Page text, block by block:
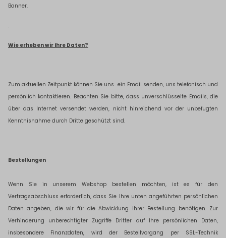
Banner.
Wie erheben wir Ihre Daten?
Zum aktuellen Zeitpunkt können Sie uns ein Email senden, uns telefonisch und
persönlich kontaktieren. Beachten Sie bitte, dass unverschlüsselte Emails, die
über das Internet versendet werden, nicht hinreichend vor der unbefugten
Kenntnisnahme durch Dritte geschützt sind.
Bestellungen
Wenn Sie in unserem Webshop bestellen möchten, ist es für den
Vertragsabschluss erforderlich, dass Sie Ihre unten angeführten persönlichen
Daten angeben, die wir für die Abwicklung Ihrer Bestellung benötigen. Zur
Verhinderung unberechtigter Zugriffe Dritter auf Ihre persönlichen Daten,
insbesondere Finanzdaten, wird der Bestellvorgang per SSL-Technik